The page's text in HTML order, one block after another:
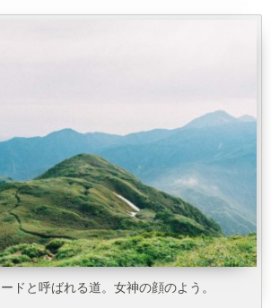
ドと呼ばれる道。女神の顔のよう。